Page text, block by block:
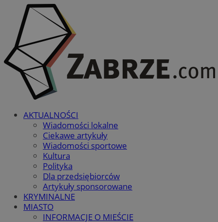
AKTUALNOŚCI
Wiadomości lokalne
Ciekawe artykuły
Wiadomości sportowe
Kultura
Polityka
Dla przedsiębiorców
Artykuły sponsorowane
KRYMINALNE
MIASTO
INFORMACJE O MIEŚCIE